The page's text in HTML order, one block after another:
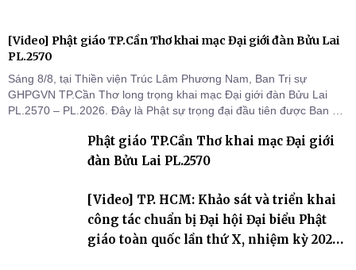
[Video] Phật giáo TP.Cần Thơ khai mạc Đại giới đàn Bửu Lai
PL.2570
Sáng 8/8, tại Thiền viện Trúc Lâm Phương Nam, Ban Trị sự
GHPGVN TP.Cần Thơ long trọng khai mạc Đại giới đàn Bửu Lai
PL.2570 – PL.2026. Đây là Phật sự trọng đại đầu tiên được Ban Trị
thứ I, thể hiện sự quan tâm đối với công tác truyền giới, đào tạo
Tăng tài và tiếp nối mạng mạch Tăng-g
Phật giáo TP.Cần Thơ khai mạc Đại giới
đàn Bửu Lai PL.2570
[Video] TP. HCM: Khảo sát và triển khai
công tác chuẩn bị Đại hội Đại biểu Phật
giáo toàn quốc lần thứ X, nhiệm kỳ 2026-